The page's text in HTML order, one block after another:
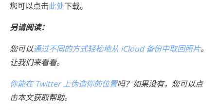
您可以点击此处下载。
另请阅读：
您可以通过不同的方式轻松地从 iCloud 备份中取回照片。
让我们来看看。
你能在 Twitter 上伪造你的位置吗？如果没有，您可以点
击本文获取帮助。